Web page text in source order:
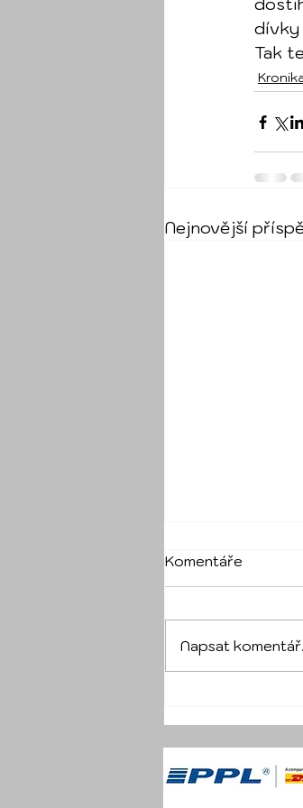
dívky
Tak
Nejnovější
BILANCE
Komentáře
Napsat